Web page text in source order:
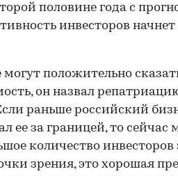
половине года с
инвесторов начнет
положительно
он назвал
раньше российский
ее за границей, то
количество инвесторов
зрения, это хорошая